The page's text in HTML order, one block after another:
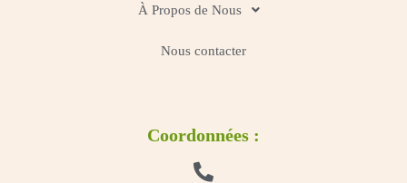
À Propos de Nous
Nous contacter
Coordonnées :